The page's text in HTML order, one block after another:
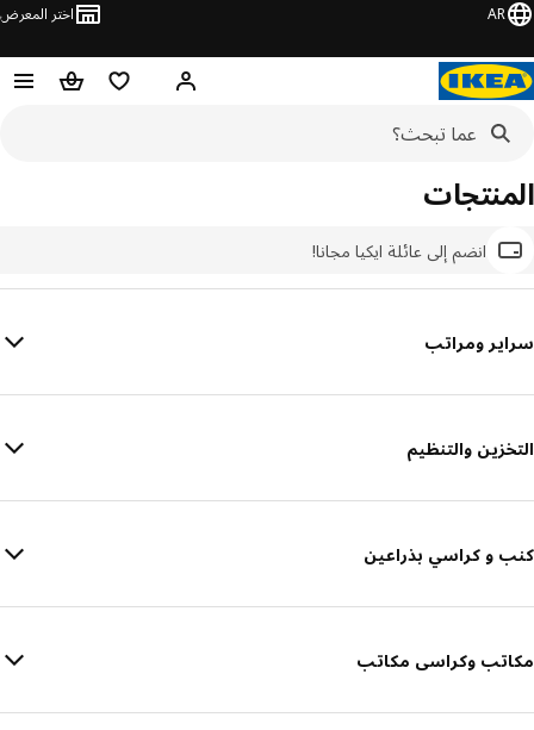
AR اختر المعرض
مرحبًا! سجل الدخول
قائمة المفضلة
سلة
انضم إلى عائلة ايكيا مجانا!
المنتجات
سراير ومراتب
التخزين والتنظيم
كنب و كراسي بذراعين
مكاتب وكراسى مكاتب